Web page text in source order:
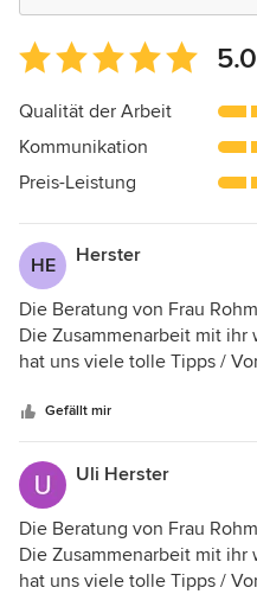
Durchschnittliche
Bewertung:
5
5
Sternen
5.0
Qualität der Arbeit
Kommunikation
Preis-Leistung
HE Herster
Die Beratung von Frau
Die Zusammenarbeit mit
hat uns viele tolle Tipps /
gegeben. Hierbei hat sie
berücksichtigt und nicht nur
präsentiert. Auch für
sie zur Verfügung. Wir
weiterem Bedarf auch
sie nur wärmstens
Leistungsverhältnis wirklich
Gefällt mir
Uli Herster
Die Beratung von Frau
Die Zusammenarbeit mit
hat uns viele tolle Tipps /